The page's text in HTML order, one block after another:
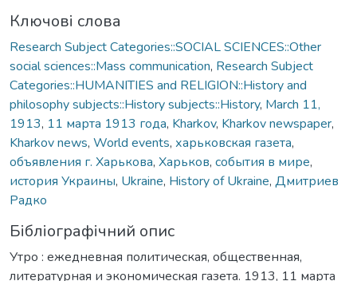
Ключові слова
Research Subject Categories::SOCIAL SCIENCES::Other
social sciences::Mass communication, Research Subject
Categories::HUMANITIES and RELIGION::History and
philosophy subjects::History subjects::History, March 11,
1913, 11 марта 1913 года, Kharkov, Kharkov newspaper,
Kharkov news, World events, харьковская газета,
объявления г. Харькова, Харьков, события в мире,
история Украины, Ukraine, History of Ukraine, Дмитриев
Радко
Бібліографічний опис
Утро : ежедневная политическая, общественная,
литературная и экономическая газета. 1913, 11 марта